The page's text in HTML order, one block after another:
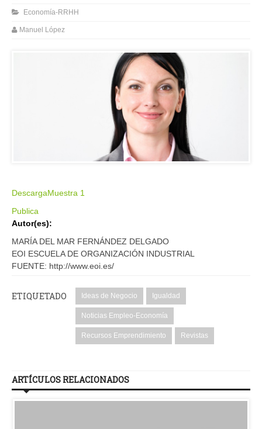
Economía-RRHH
Manuel López
DescargaMuestra 1
Publica
Autor(es):
MARÍA DEL MAR FERNÁNDEZ DELGADO
EOI ESCUELA DE ORGANIZACIÓN INDUSTRIAL
FUENTE: http://www.eoi.es/
ETIQUETADO Ideas de Negocio Igualdad
Noticias Empleo-Economía
Recursos Emprendimiento Revistas
ARTÍCULOS RELACIONADOS